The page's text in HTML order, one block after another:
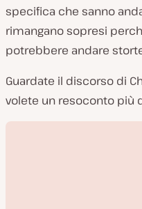
specifica che sanno
rimangano sopresi
potrebbere andare
Guardate il discorso di
volete un resoconto più